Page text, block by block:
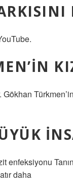
enfeksiyonu
daha